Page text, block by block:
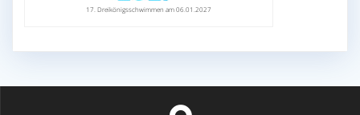
17. Dreikönigsschwimmen am 06.01.2027